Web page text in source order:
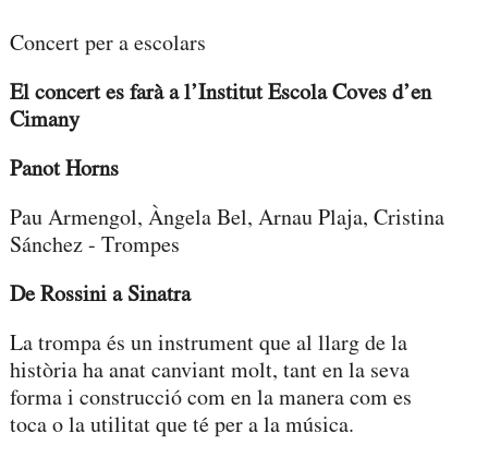
Concert per a escolars
El concert es farà a l’Institut Escola Coves d’en
Cimany
Panot Horns
Pau Armengol, Àngela Bel, Arnau Plaja, Cristina
Sánchez - Trompes
De Rossini a Sinatra
La trompa és un instrument que al llarg de la
història ha anat canviant molt, tant en la seva
forma i construcció com en la manera com es
toca o la utilitat que té per a la música.